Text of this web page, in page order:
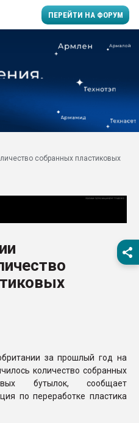
ПЕРЕЙТИ НА ФОРУМ
пластмасс
ситуацией на
Продам отходы
Armaloy PC/ABS-1IM
26.07.2022 "Сибирский
Профильная
покупка, обмен
собранных пластиковых
за прошлый год на
количество собранных
бутылок, сообщает
по переработке пластика